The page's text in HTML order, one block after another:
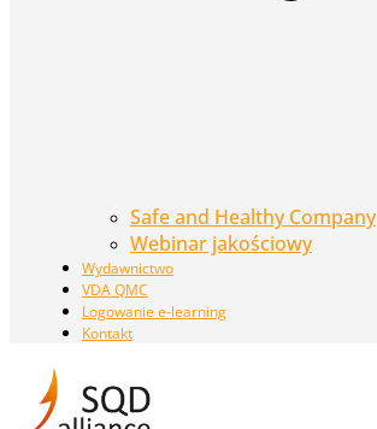
Safe and Healthy Company
Webinar jakościowy
Wydawnictwo
VDA QMC
Logowanie e-learning
Kontakt